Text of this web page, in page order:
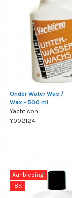
Onder Water Was /
Wax - 500 ml
Yachticon
Y002124
Aanbieding!
-8%